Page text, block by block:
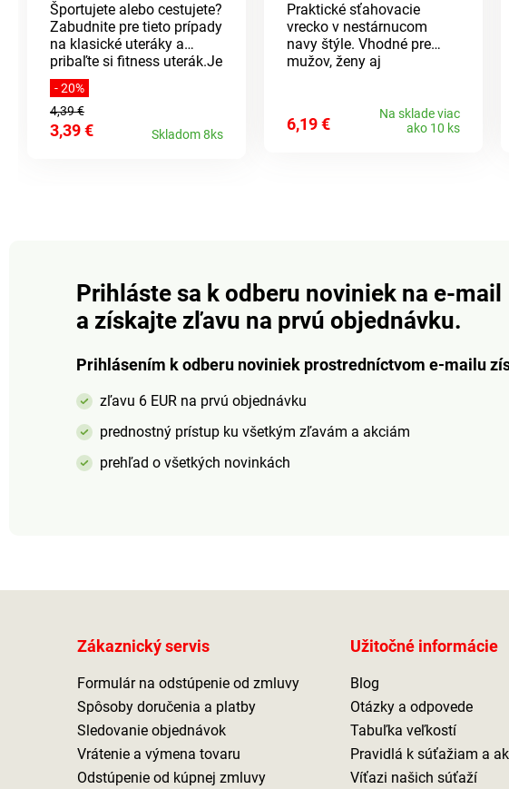
Športujete alebo cestujete?
Zabudnite pre tieto prípady
na klasické uteráky a
pribaľte si fitness uterák.Je
ľahký, super mäkký a
príjemný k pokožke. Má
ultra absorpčné
schopnosti a zároveň je
polyamid. Rozmery: 80 x
40 cm. Na športové
aktivity Na cesty aj na
minimum Super mäkký a
príjemný k pokožke
Schopnosť vysokej
absorpcie Rýchloschnúci
Elastické pútko na
zavesenie a k pohodlnému
zbaleniu
- 20%
4,39 €
3,39 € Skladom 8ks
Praktické sťahovacie
vrecko v nestárnucom
navy štýle. Vhodné pre
mužov, ženy aj
6,19 €
Na sklade viac
ako 10 ks
Prihláste sa k odberu noviniek na e-mail
a získajte zľavu na prvú objednávku.
Prihlásením k odberu noviniek prostredníctvom e-mailu
zľavu 6 EUR na prvú objednávku
prednostný prístup ku všetkým zľavám a akciám
prehľad o všetkých novinkách
Zákaznický servis
Formulár na odstúpenie od zmluvy
Spôsoby doručenia a platby
Sledovanie objednávok
Vrátenie a výmena tovaru
Odstúpenie od kúpnej zmluvy
Užitočné informácie
Blog
Otázky a odpovede
Tabuľka veľkostí
Pravidlá k súťažiam a
Víťazi našich súťaží